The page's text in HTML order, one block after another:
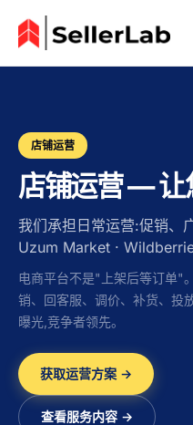
店铺运营
店铺运营 — 让
我们承担日常运营:促销、
Uzum Market ·
电商平台不是"上架后等订单"
销、回客服、调价、补货、投
曝光,竞争者领先。
获取运营方案 →
查看服务内容 →